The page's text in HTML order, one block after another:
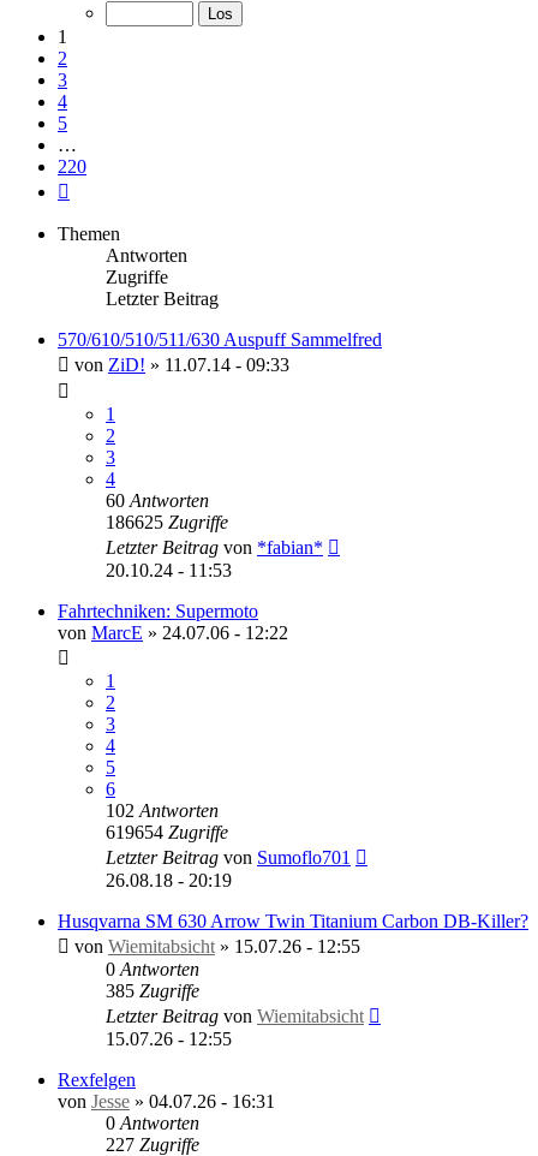
von
1
2
3
4
5
…
220
Themen
Antworten
Zugriffe
Letzter Beitrag
570/610/510/511/630 Auspuff Sammelfred
von ZiD! » 11.07.14 - 09:33
1
2
3
4
60 Antworten
186625 Zugriffe
Letzter Beitrag von *fabian*
20.10.24 - 11:53
Fahrtechniken: Supermoto
von MarcE » 24.07.06 - 12:22
1
2
3
4
5
6
102 Antworten
619654 Zugriffe
Letzter Beitrag von Sumoflo701
26.08.18 - 20:19
Husqvarna SM 630 Arrow Twin Titanium Carbon DB-Killer?
von Wiemitabsicht » 15.07.26 - 12:55
0 Antworten
385 Zugriffe
Letzter Beitrag von Wiemitabsicht
15.07.26 - 12:55
Rexfelgen
von Jesse » 04.07.26 - 16:31
0 Antworten
227 Zugriffe